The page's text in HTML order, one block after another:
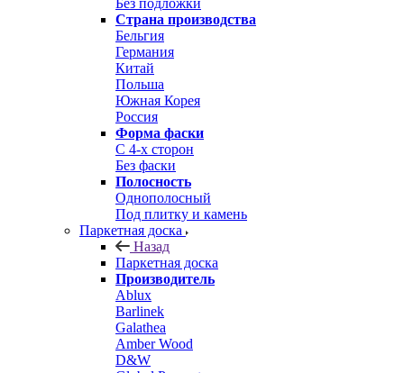
Без подложки
Страна производства
Бельгия
Германия
Китай
Польша
Южная Корея
Россия
Форма фаски
С 4-х сторон
Без фаски
Полосность
Однополосный
Под плитку и камень
Паркетная доска
Назад
Паркетная доска
Производитель
Ablux
Barlinek
Galathea
Amber Wood
D&W